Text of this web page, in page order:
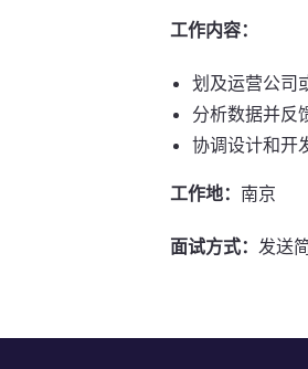
工作内容：
划及运营公司
分析数据并反
协调设计和开
工作地： 南京
面试方式： 发送